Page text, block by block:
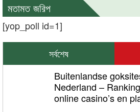
মতামত জরিপ
[yop_poll id=1]
সর্বশেষ
Buitenlandse
Nederland –
online casino’s en